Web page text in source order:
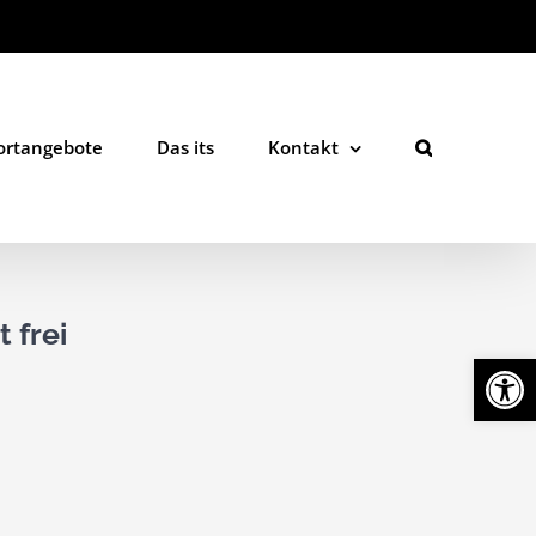
Das its Kontakt
frei